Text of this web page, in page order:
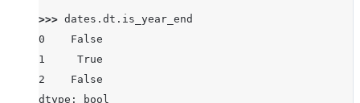
>>> dates . dt . is_year_end
0    False
1     True
2    False
dtype: bool